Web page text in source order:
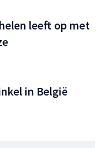
leeft op met
in België